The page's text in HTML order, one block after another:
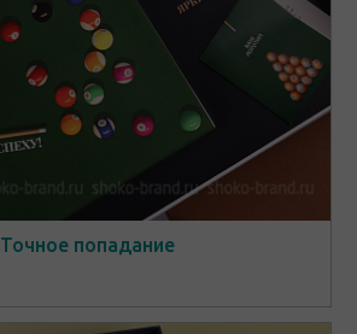
Точное попадание